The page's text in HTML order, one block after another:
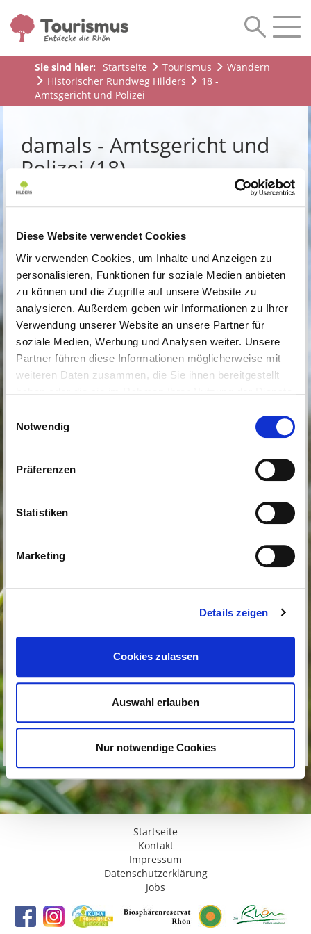
Diese Website verwendet Cookies
Wir verwenden Cookies, um Inhalte und Anzeigen zu
personalisieren, Funktionen für soziale Medien anbieten
zu können und die Zugriffe auf unsere Website zu
analysieren. Außerdem geben wir Informationen zu Ihrer
Verwendung unserer Website an unsere Partner für
soziale Medien, Werbung und Analysen weiter. Unsere
Partner führen diese Informationen möglicherweise mit
weiteren Daten zusammen, die Sie ihnen bereitgestellt
Notwendig
Präferenzen
Statistiken
Marketing
Details zeigen
Cookies zulassen
Auswahl erlauben
Nur notwendige Cookies
Sie sind hier: Startseite Tourismus
Wandern
Historischer Rundweg Hilders
18 -
Amtsgericht und Polizei
damals - Amtsgericht und
Polizei (18)
Inhalte sind in Arbeit ...
zurück zur Übersicht ...
Startseite
Kontakt
Impressum
Datenschutzerklärung
Jobs